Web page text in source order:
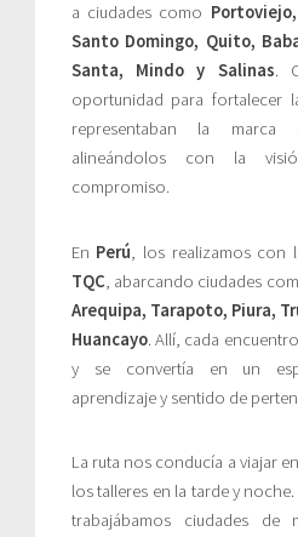
a ciudades como
Santo Domingo, Quito,
Santa, Mindo y Salinas.
oportunidad para fortalecer
representaban la marca
alineándolos con la
compromiso.
En Perú, los realizamos con
TQC, abarcando ciudades
Arequipa, Tarapoto, Piura,
Huancayo. Allí, cada
y se convertía en un
aprendizaje y sentido de
La ruta nos conducía a viajar
los talleres en la tarde y
trabajábamos ciudades de